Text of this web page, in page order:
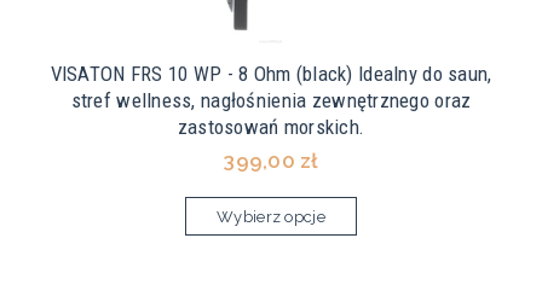
VISATON FRS 10 WP - 8 Ohm (black) Idealny do saun,
stref wellness, nagłośnienia zewnętrznego oraz
zastosowań morskich.
399,00 zł
Wybierz opcje